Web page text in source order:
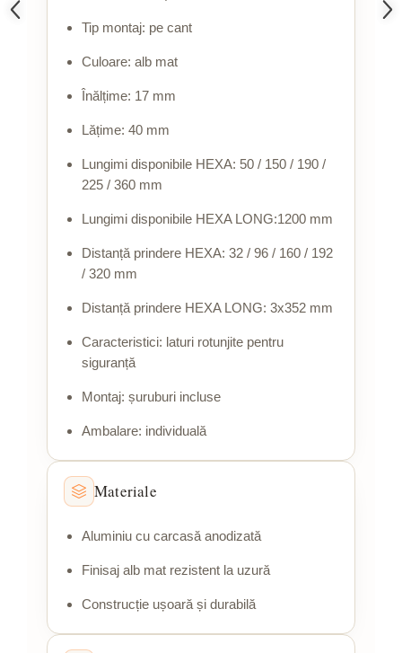
Tip montaj: pe cant
Culoare: alb mat
Înălțime: 17 mm
Lățime: 40 mm
Lungimi disponibile HEXA: 50 / 150 / 190 /
225 / 360 mm
Lungimi disponibile HEXA LONG:1200 mm
Distanță prindere HEXA: 32 / 96 / 160 / 192
/ 320 mm
Distanță prindere HEXA LONG: 3x352 mm
Caracteristici: laturi rotunjite pentru
siguranță
Montaj: șuruburi incluse
Ambalare: individuală
Materiale
Aluminiu cu carcasă anodizată
Finisaj alb mat rezistent la uzură
Construcție ușoară și durabilă